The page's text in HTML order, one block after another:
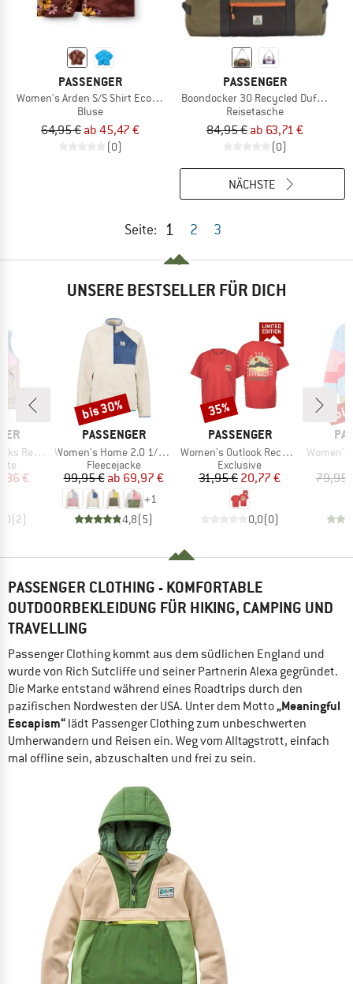
PASSENGER
Women's Arden S/S Shirt Eco Vero
Bluse
64,95 € ab 45,47 €
(0)
PASSENGER
Boondocker 30 Recycled Duffel 2.0
Reisetasche
84,95 € ab 63,71 €
(0)
Seite: 1 2 3
NÄCHSTE
UNSERE BESTSELLER FÜR DICH
Gilet
Preis
€
(2)
MARKE
PASSENGER
Artikel
Women's Home 2.0 1/2 Zip Recycled Sherpa Fleece
Produktgruppe
Fleecejacke
Preis
99,95 € reduzierter Preis
ab 69,97 €
+1
4,8(5)
Rabatt
bis 30%
MARKE
PASSENGER
Artikel
Women's Outlook Recycled Cotton OS
Produktgruppe
Exclusive
Preis
31,95 € reduzierter Preis
20,77 €
0,0(0)
Rabatt
35%
Artikel
Women's Scenic
79,95
PASSENGER CLOTHING - KOMFORTABLE
OUTDOORBEKLEIDUNG FÜR HIKING, CAMPING UND
TRAVELLING
Passenger Clothing kommt aus dem südlichen England und
wurde von Rich Sutcliffe und seiner Partnerin Alexa gegründet.
Die Marke entstand während eines Roadtrips durch den
pazifischen Nordwesten der USA. Unter dem Motto„Meaningful
Escapism“ lädt Passenger Clothing zum unbeschwerten
Umherwandern und Reisen ein. Weg vom Alltagstrott, einfach
mal offline sein, abzuschalten und frei zu sein.